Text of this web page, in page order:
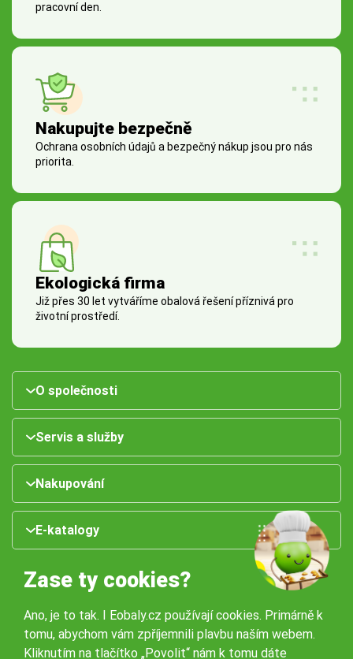
pracovní den.
Nakupujte bezpečně
Ochrana osobních údajů a bezpečný nákup jsou pro nás
priorita.
Ekologická firma
Již přes 30 let vytváříme obalová řešení příznivá pro
životní prostředí.
O společnosti
Servis a služby
Nakupování
E-katalogy
Zase ty cookies?
Ano, je to tak. I Eobaly.cz používají cookies. Primárně k
tomu, abychom vám zpříjemnili plavbu naším webem.
Kliknutím na tlačítko „Povolit“ nám k tomu dáte